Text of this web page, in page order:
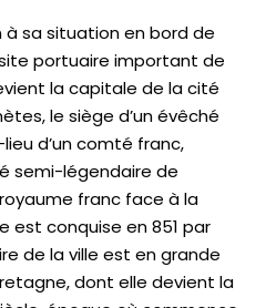
à sa situation en bord de
portuaire important de
la capitale de la cité
le siège d’un évêché
d’un comté franc,
semi-légendaire de
franc face à la
est conquise en 851 par
de la ville est en grande
dont elle devient la